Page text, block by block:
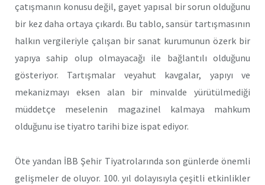
çatışmanın konusu değil, gayet yapısal bir sorun olduğunu
bir kez daha ortaya çıkardı. Bu tablo, sansür tartışmasının
halkın vergileriyle çalışan bir sanat kurumunun özerk bir
yapıya sahip olup olmayacağı ile bağlantılı olduğunu
gösteriyor. Tartışmalar veyahut kavgalar, yapıyı ve
mekanizmayı eksen alan bir minvalde yürütülmediği
müddetçe meselenin magazinel kalmaya mahkum
olduğunu ise tiyatro tarihi bize ispat ediyor.
Öte yandan İBB Şehir Tiyatrolarında son günlerde önemli
gelişmeler de oluyor. 100. yıl dolayısıyla çeşitli etkinlikler